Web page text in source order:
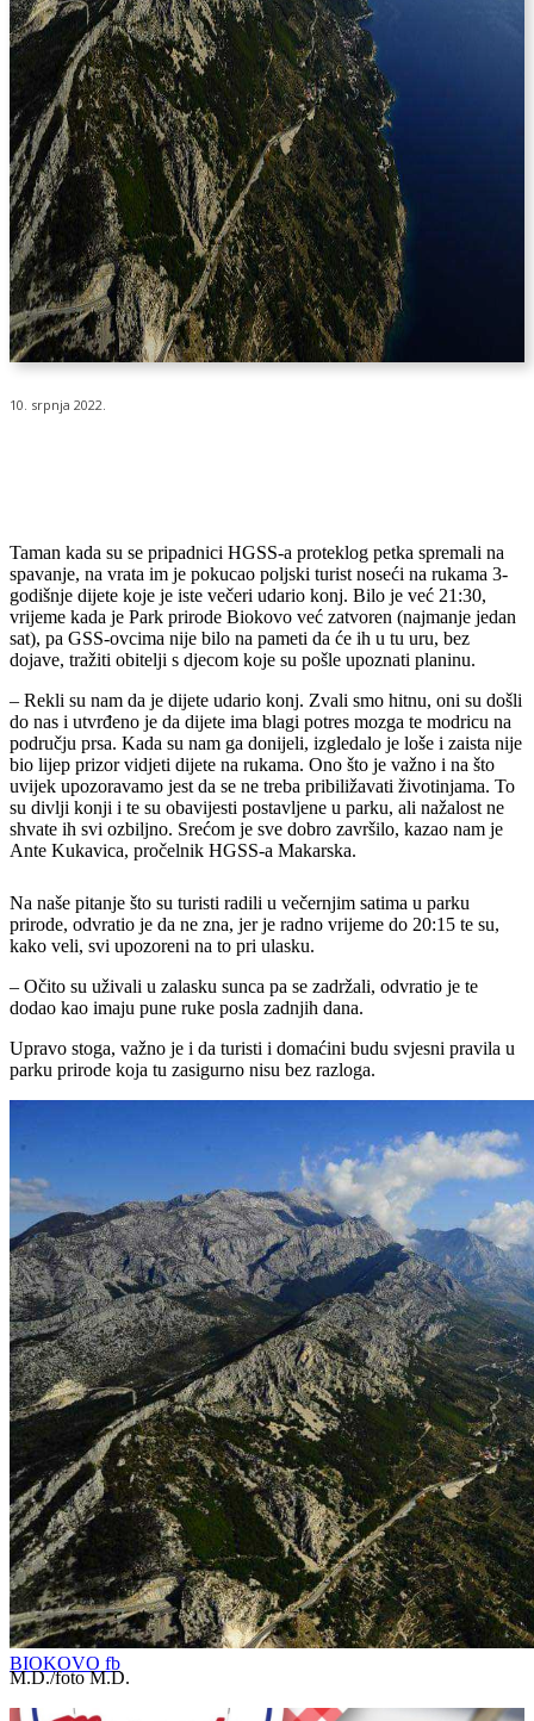
10. srpnja 2022.
Taman kada su se pripadnici HGSS-a proteklog petka spremali na
spavanje, na vrata im je pokucao poljski turist noseći na rukama 3-
godišnje dijete koje je iste večeri udario konj. Bilo je već 21:30,
vrijeme kada je Park prirode Biokovo već zatvoren (najmanje jedan
sat), pa GSS-ovcima nije bilo na pameti da će ih u tu uru, bez
dojave, tražiti obitelji s djecom koje su pošle upoznati planinu.
– Rekli su nam da je dijete udario konj. Zvali smo hitnu, oni su došli
do nas i utvrđeno je da dijete ima blagi potres mozga te modricu na
području prsa. Kada su nam ga donijeli, izgledalo je loše i zaista nije
bio lijep prizor vidjeti dijete na rukama. Ono što je važno i na što
uvijek upozoravamo jest da se ne treba pribiližavati životinjama. To
su divlji konji i te su obavijesti postavljene u parku, ali nažalost ne
shvate ih svi ozbiljno. Srećom je sve dobro završilo, kazao nam je
Ante Kukavica, pročelnik HGSS-a Makarska.
Na naše pitanje što su turisti radili u večernjim satima u parku
prirode, odvratio je da ne zna, jer je radno vrijeme do 20:15 te su,
kako veli, svi upozoreni na to pri ulasku.
– Očito su uživali u zalasku sunca pa se zadržali, odvratio je te
dodao kao imaju pune ruke posla zadnjih dana.
Upravo stoga, važno je i da turisti i domaćini budu svjesni pravila u
parku prirode koja tu zasigurno nisu bez razloga.
BIOKOVO fb
M.D./foto M.D.